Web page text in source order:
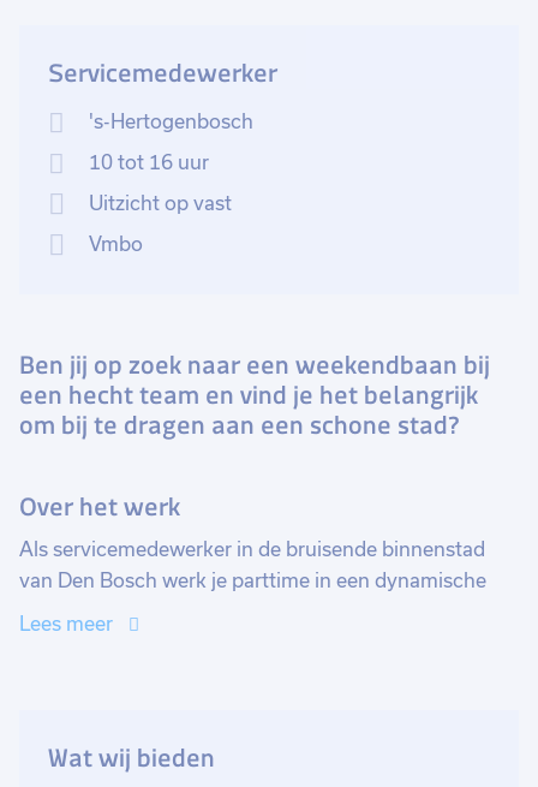
Servicemedewerker
's-Hertogenbosch
10 tot 16 uur
Uitzicht op vast
Vmbo
Ben jij op zoek naar een weekendbaan bij
een hecht team en vind je het belangrijk
om bij te dragen aan een schone stad?
Over het werk
Als servicemedewerker in de bruisende binnenstad
van Den Bosch werk je parttime in een dynamische
omgeving. Je werkt op zaterdagavond van 18:00 uur
familie. Bovendien zijn er volop opleidings- en
Lees meer
Wat wij bieden